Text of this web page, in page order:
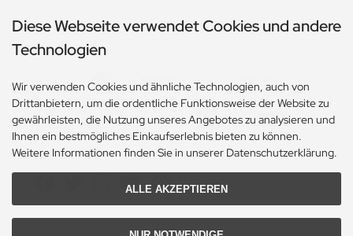
Zahlungsmethoden
Social Media
Diese Webseite verwendet Cookies und andere
Technologien
Wir verwenden Cookies und ähnliche Technologien, auch von
Drittanbietern, um die ordentliche Funktionsweise der Website zu
gewährleisten, die Nutzung unseres Angebotes zu analysieren und
Ihnen ein bestmögliches Einkaufserlebnis bieten zu können.
Weitere Informationen finden Sie in unserer Datenschutzerklärung.
ALLE AKZEPTIEREN